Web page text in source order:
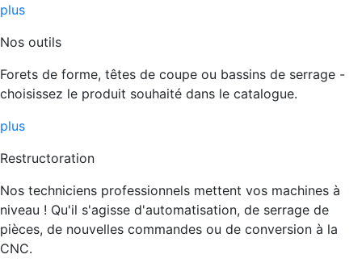
plus
Nos outils
Forets de forme, têtes de coupe ou bassins de serrage -
choisissez le produit souhaité dans le catalogue.
plus
Restructoration
Nos techniciens professionnels mettent vos machines à
niveau ! Qu'il s'agisse d'automatisation, de serrage de
pièces, de nouvelles commandes ou de conversion à la
CNC.